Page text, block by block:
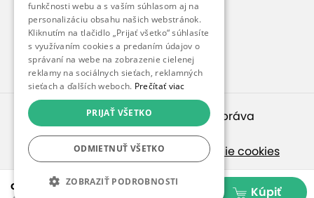
Kúpiť
od 29,99 €
Blog
Pre médiá
Pre partnerov
© 2010 – 2026inspirago s. r. o.
. Všetky práva
vyhradené.
Ochrana osobných údajov|
Nastavenie cookies
Ak hľadáte ponuky v češtine, pozrite sa na
SlevaDne.cz
funkčnosti webu a s vaším súhlasom aj na
personalizáciu obsahu našich webstránok.
Kliknutím na tlačidlo „Prijať všetko“ súhlasíte
s využívaním cookies a predaním údajov o
správaní na webe na zobrazenie cielenej
reklamy na sociálnych sieťach, reklamných
sieťach a ďalších weboch. Prečítať viac
PRIJAŤ VŠETKO
ODMIETNUŤ VŠETKO
ZOBRAZIŤ PODROBNOSTI